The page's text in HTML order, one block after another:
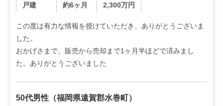
戸建
約6ヶ月
2,300万円
この度は有力な情報を授けていただき、ありがとうございま
した。
おかげさまで、販売から売却まで1ヶ月半ほどで済みまし
た。ありがとうございました
50代男性 （福岡県遠賀郡水巻町）